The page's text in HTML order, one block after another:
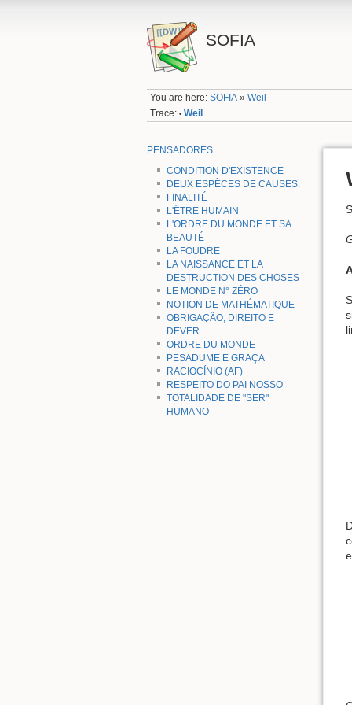
SOFIA
You are here:SOFIA »Weil
Trace: • Weil
PENSADORES
CONDITION D'EXISTENCE
DEUX ESPÈCES DE CAUSES.
FINALITÉ
L'ÊTRE HUMAIN
L'ORDRE DU MONDE ET SA
BEAUTÉ
LA FOUDRE
LA NAISSANCE ET LA
DESTRUCTION DES CHOSES
LE MONDE N° ZÉRO
NOTION DE MATHÉMATIQUE
OBRIGAÇÃO, DIREITO E
DEVER
ORDRE DU MONDE
PESADUME E GRAÇA
RACIOCÍNIO (AF)
RESPEITO DO PAI NOSSO
TOTALIDADE DE "SER"
HUMANO